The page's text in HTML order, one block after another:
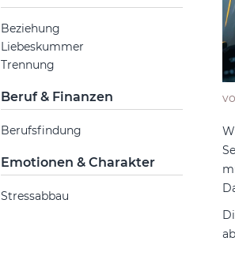
Beziehung
Liebeskummer
Trennung
Beruf & Finanzen
Berufsfindung
Emotionen & Charakter
Stressabbau